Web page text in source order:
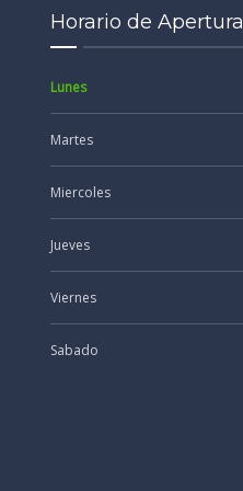
Horario de Apertura
Lunes
Martes
Miercoles
Jueves
Viernes
Sabado